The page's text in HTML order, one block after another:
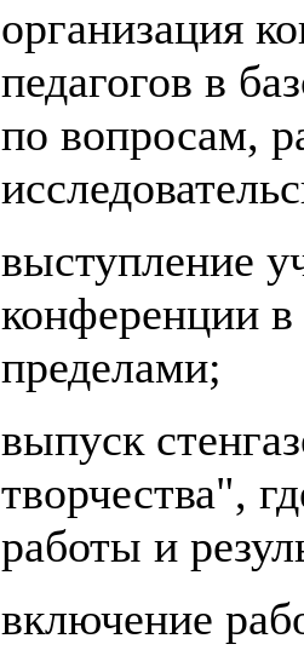
организация
педагогов в
по вопросам,
выступление
конференции в
пределами;
выпуск
творчества",
работы и
включение